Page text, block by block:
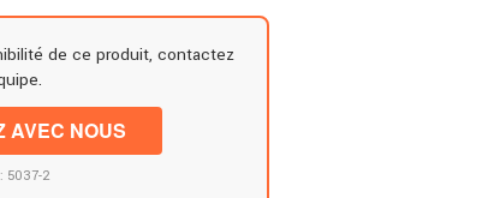
de ce produit, contactez
AVEC NOUS
5037-2